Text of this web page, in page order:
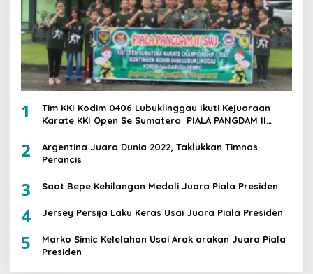
1
Tim KKI Kodim 0406 Lubuklinggau Ikuti Kejuaraan
Karate KKI Open Se Sumatera PIALA PANGDAM II
2
Argentina Juara Dunia 2022, Taklukkan Timnas
Perancis
3 Saat Bepe Kehilangan Medali Juara Piala Presiden
4 Jersey Persija Laku Keras Usai Juara Piala Presiden
5
Marko Simic Kelelahan Usai Arak arakan Juara Piala
Presiden